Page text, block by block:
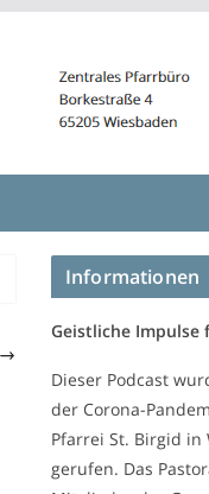
Informationen
Geistliche Impulse
Dieser Podcast
der Corona-
Pfarrei St. Birgid in
gerufen. Das